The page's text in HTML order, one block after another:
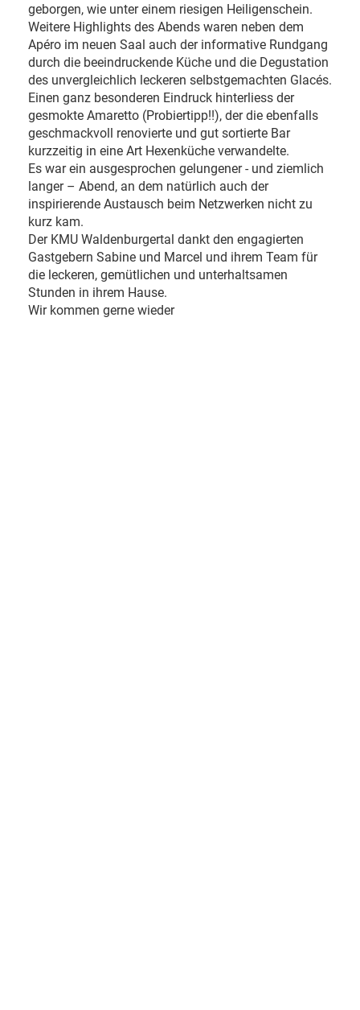
geborgen, wie unter einem riesigen Heiligenschein.
Weitere Highlights des Abends waren neben dem
Apéro im neuen Saal auch der informative Rundgang
durch die beeindruckende Küche und die Degustation
des unvergleichlich leckeren selbstgemachten Glacés.
Einen ganz besonderen Eindruck hinterliess der
gesmokte Amaretto (Probiertipp!!), der die ebenfalls
geschmackvoll renovierte und gut sortierte Bar
kurzzeitig in eine Art Hexenküche verwandelte.
Es war ein ausgesprochen gelungener - und ziemlich
langer – Abend, an dem natürlich auch der
inspirierende Austausch beim Netzwerken nicht zu
kurz kam.
Der KMU Waldenburgertal dankt den engagierten
Gastgebern Sabine und Marcel und ihrem Team für
die leckeren, gemütlichen und unterhaltsamen
Stunden in ihrem Hause.
Wir kommen gerne wieder